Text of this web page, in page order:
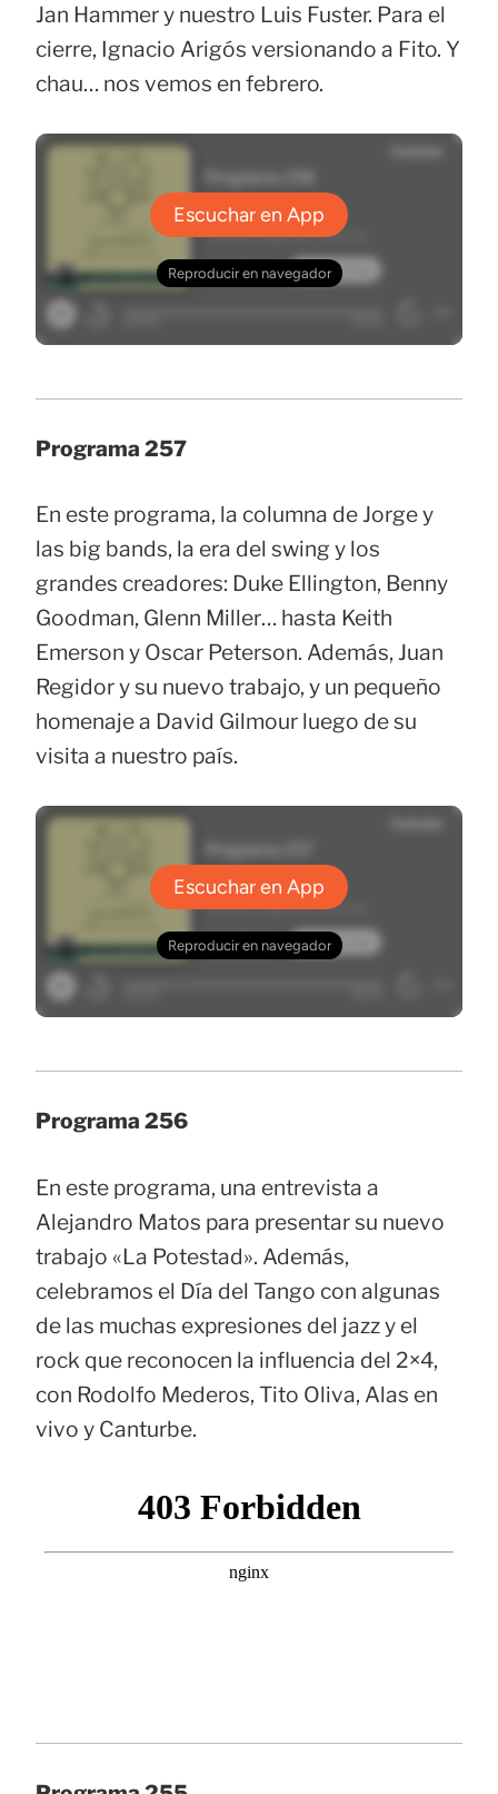
Jan Hammer y nuestro Luis Fuster. Para el
cierre, Ignacio Arigós versionando a Fito. Y
chau… nos vemos en febrero.
Programa 257
En este programa, la columna de Jorge y
las big bands, la era del swing y los
grandes creadores: Duke Ellington, Benny
Goodman, Glenn Miller… hasta Keith
Emerson y Oscar Peterson. Además, Juan
Regidor y su nuevo trabajo, y un pequeño
homenaje a David Gilmour luego de su
visita a nuestro país.
Programa 256
En este programa, una entrevista a
Alejandro Matos para presentar su nuevo
trabajo «La Potestad». Además,
celebramos el Día del Tango con algunas
de las muchas expresiones del jazz y el
rock que reconocen la influencia del 2×4,
con Rodolfo Mederos, Tito Oliva, Alas en
vivo y Canturbe.